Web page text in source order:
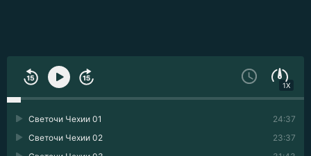
1X
24:37
Светочи Чехии 01
23:37
Светочи Чехии 02